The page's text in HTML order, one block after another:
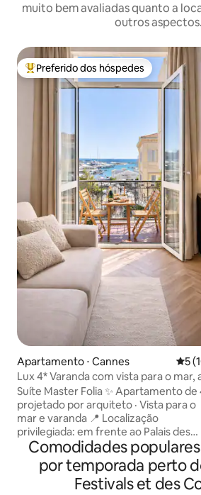
muito bem avaliadas quanto a
outros aspectos.
Entre os melhores preferidos dos
Preferido dos hóspedes
Apartamento ⋅ Cannes 5 de
5
Lux 4* Varanda com vista para o mar,
poucos passos do Palais e da praia
Suíte Master Folia ✨ Apartamento de
projetado por arquiteto · Vista para o
mar e varanda 📍 Localização
privilegiada: em frente ao Palais des
Festivals, a 2 minutos a pé das praias
Lojas e restaurantes a 1 min 🛏️ 1 quarto
Cama queen size arrumada, conforto
com qualidade de hotel + sofá-cama
Comodidades
por temporada perto
Festivals et des